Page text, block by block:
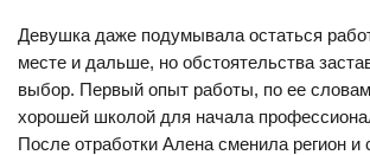
Девушка даже подумывала остаться
месте и дальше, но обстоятельства
выбор. Первый опыт работы, по ее
хорошей школой для начала
После отработки Алена сменила регион и